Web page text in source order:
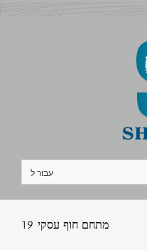
עבור ל
מתחם חוף עסקי 19